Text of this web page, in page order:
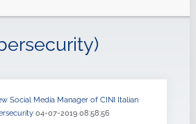
Social Media Manager of CINI Italian
04-07-2019 08:58:56